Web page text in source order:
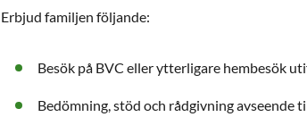
Erbjud familjen följande:
Besök på BVC eller ytterligare hembesök
Bedömning, stöd och rådgivning avseende